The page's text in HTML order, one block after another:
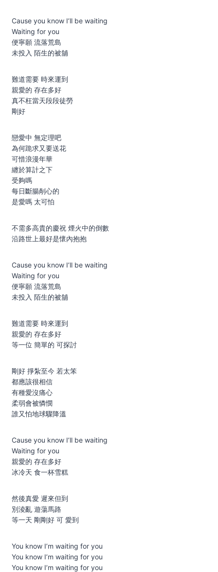
Cause you know I’ll be waiting
Waiting for you
便寧願 流落荒島
未投入 陌生的被舖
難道需要 時來運到
親愛的 存在多好
真不枉當天段段徒勞
剛好
戀愛中 無定理吧
為何跪求又要送花
可惜浪漫年華
纏於算計之下
受夠嗎
每日斷腸剮心的
是愛嗎 太可怕
不需多高貴的慶祝 煙火中的倒數
沿路世上最好是懷內抱抱
Cause you know I’ll be waiting
Waiting for you
便寧願 流落荒島
未投入 陌生的被舖
難道需要 時來運到
親愛的 存在多好
等一位 簡單的 可探討
剛好 掙紮至今 若太笨
都應該很相信
有種愛沒痛心
柔弱會被憐憫
誰又怕地球驟降溫
Cause you know I’ll be waiting
Waiting for you
親愛的 存在多好
冰冷天 食一杯雪糕
然後真愛 遲來但到
別淩亂 遊蕩馬路
等一天 剛剛好 可 愛到
You know I’m waiting for you
You know I’m waiting for you
You know I’m waiting for you